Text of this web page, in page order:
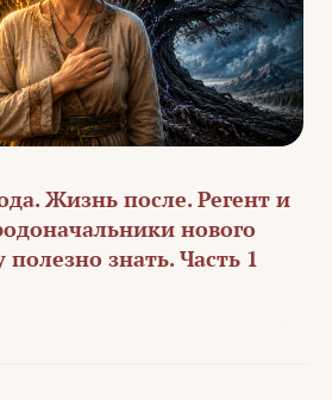
Жизнь после. Регент и
нового
знать. Часть 1